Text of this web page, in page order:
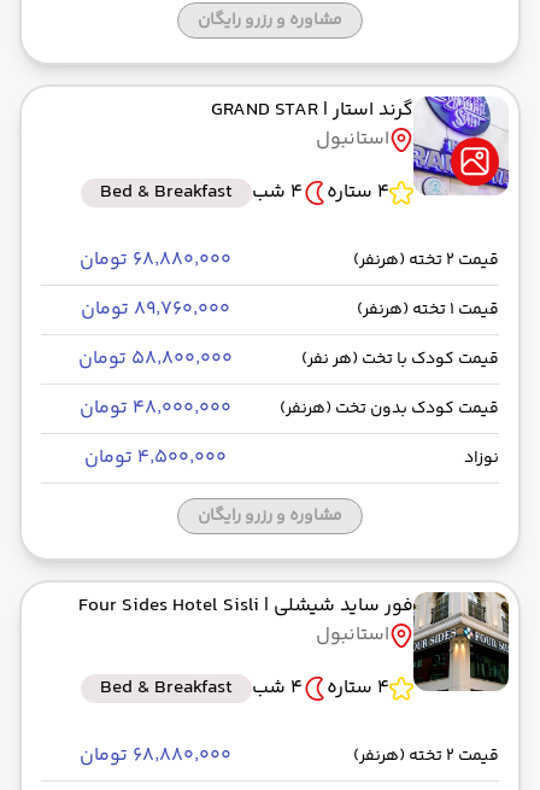
مشاوره و رزرو رایگان
گرند استار| GRAND STAR
استانبول
4 ستاره
4 شب Bed & Breakfast
قیمت 2 تخته (هرنفر) ۶۸٬۸۸۰٬۰۰۰ تومان
قیمت 1 تخته (هرنفر) ۸۹٬۷۶۰٬۰۰۰ تومان
قیمت کودک با تخت (هر نفر) ۵۸٬۸۰۰٬۰۰۰ تومان
قیمت کودک بدون تخت (هرنفر) ۴۸٬۰۰۰٬۰۰۰ تومان
نوزاد ۴٬۵۰۰٬۰۰۰ تومان
مشاوره و رزرو رایگان
فور ساید شیشلی | Four Sides Hotel Sisli
استانبول
4 ستاره
4 شب Bed & Breakfast
قیمت 2 تخته (هرنفر) ۶۸٬۸۸۰٬۰۰۰ تومان